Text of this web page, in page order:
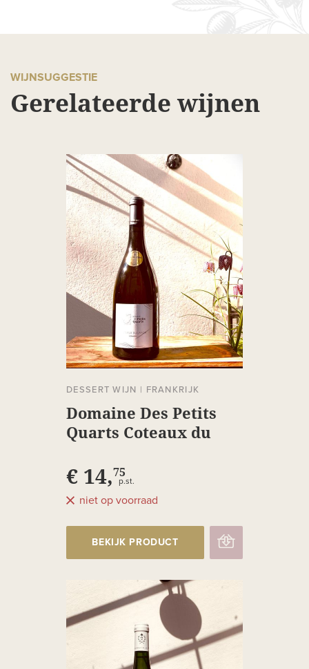
WIJNSUGGESTIE
Gerelateerde wijnen
DESSERT WIJN | FRANKRIJK
Domaine Des Petits
Quarts Coteaux du
€ 14,75
p.st.
niet op voorraad
BEKIJK PRODUCT